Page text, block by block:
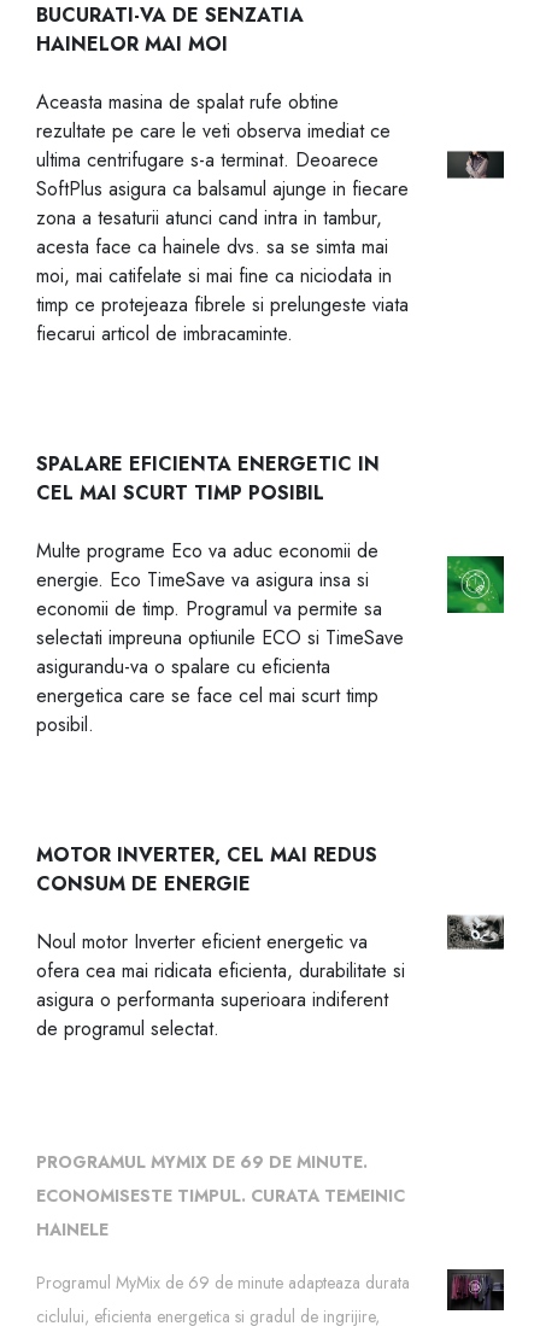
BUCURATI-VA DE SENZATIA
HAINELOR MAI MOI
Aceasta masina de spalat rufe obtine
rezultate pe care le veti observa imediat ce
ultima centrifugare s-a terminat. Deoarece
SoftPlus asigura ca balsamul ajunge in fiecare
zona a tesaturii atunci cand intra in tambur,
acesta face ca hainele dvs. sa se simta mai
moi, mai catifelate si mai fine ca niciodata in
timp ce protejeaza fibrele si prelungeste viata
fiecarui articol de imbracaminte.
SPALARE EFICIENTA ENERGETIC IN
CEL MAI SCURT TIMP POSIBIL
Multe programe Eco va aduc economii de
energie. Eco TimeSave va asigura insa si
economii de timp. Programul va permite sa
selectati impreuna optiunile ECO si TimeSave
asigurandu-va o spalare cu eficienta
energetica care se face cel mai scurt timp
posibil.
MOTOR INVERTER, CEL MAI REDUS
CONSUM DE ENERGIE
Noul motor Inverter eficient energetic va
ofera cea mai ridicata eficienta, durabilitate si
asigura o performanta superioara indiferent
de programul selectat.
PROGRAMUL MYMIX DE 69 DE MINUTE.
ECONOMISESTE TIMPUL. CURATA TEMEINIC
HAINELE
Programul MyMix de 69 de minute adapteaza durata
ciclului, eficienta energetica si gradul de ingrijire,